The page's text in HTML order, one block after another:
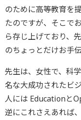
のために高等教育を
たのですが、そこで
ら存じ上げており、
のちょっとだけお手
先生は、女性で、科
名な大成功されたビ
人には Educationと
逆にこれさえあれば